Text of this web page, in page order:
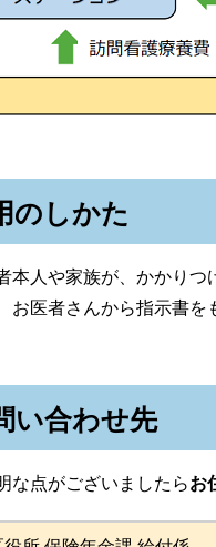
のしかた
本人や家族が、かかり
お医者さんから指示書
い合わせ先
な点がございましたらお